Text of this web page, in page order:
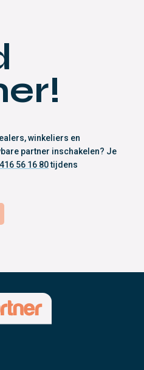
winkeliers en
partner inschakelen? Je
56 16 80tijdens